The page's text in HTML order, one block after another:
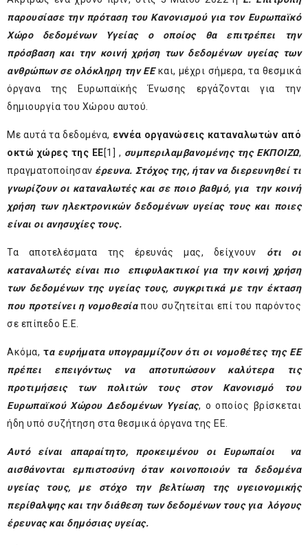
παρουσίασε την πρόταση του Κανονισμού για τον Ευρωπαϊκό
Χώρο δεδομένων Υγείας ο οποίος θα επιτρέπει την
πρόσβαση και την κοινή χρήση των δεδομένων υγείας των
ανθρώπων σε ολόκληρη την ΕΕκαι, μέχρι σήμερα, τα θεσμικά
όργανα της Ευρωπαϊκής Ένωσης εργάζονται για την
δημιουργία του Χώρου αυτού.
Με αυτά τα δεδομένα, εννέα οργανώσεις καταναλωτών από
οκτώ χώρες της ΕΕ[1] , συμπεριλαμβανομένης της ΕΚΠΟΙΖΩ,
πραγματοποίησαν έρευνα. Στόχος της, ήταν να διερευνηθεί τι
γνωρίζουν οι καταναλωτές και σε ποιο βαθμό, για την κοινή
χρήση των ηλεκτρονικών δεδομένων υγείας τους και ποιες
είναι οι ανησυχίες τους.
Τα αποτελέσματα της έρευνάς μας, δείχνουν ότι οι
καταναλωτές είναι πιο επιφυλακτικοί για την κοινή χρήση
των δεδομένων της υγείας τους, συγκριτικά με την έκταση
που προτείνει η νομοθεσίαπου συζητείται επί του παρόντος
σε επίπεδο Ε.Ε.
Ακόμα, τα ευρήματα υπογραμμίζουν ότι οι νομοθέτες της ΕΕ
πρέπει επειγόντως να αποτυπώσουν καλύτερα τις
προτιμήσεις των πολιτών τους στον Κανονισμό του
Ευρωπαϊκού Χώρου Δεδομένων Υγείας, ο οποίος βρίσκεται
ήδη υπό συζήτηση στα θεσμικά όργανα της ΕΕ.
Αυτό είναι απαραίτητο, προκειμένου οι Ευρωπαίοι να
αισθάνονται εμπιστοσύνη όταν κοινοποιούν τα δεδομένα
υγείας τους, με στόχο την βελτίωση της υγειονομικής
περίθαλψης και την διάθεση των δεδομένων τους για λόγους
έρευνας και δημόσιας υγείας.